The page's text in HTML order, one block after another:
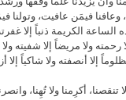
فيمَن عافيت، وتولنا
الكريمة ذنباً إلا
رحمته ولا مريضاً إلا شفيته
إلا أنصفته ولا شاكياً
تنقصنا، أكرِمنا ولا تُهِنا،